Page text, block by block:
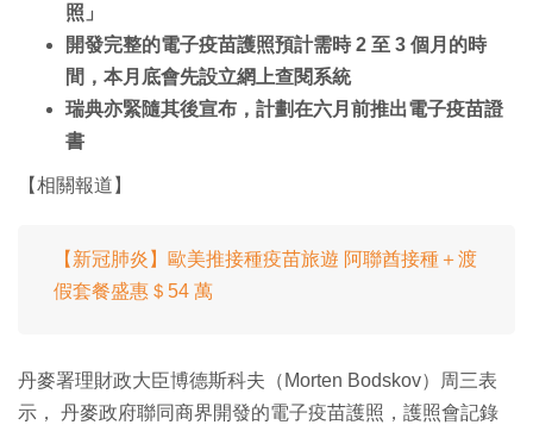
照」
開發完整的電子疫苗護照預計需時 2 至 3 個月的時
間，本月底會先設立網上查閱系統
瑞典亦緊隨其後宣布，計劃在六月前推出電子疫苗證
書
【相關報道】
【新冠肺炎】歐美推接種疫苗旅遊 阿聯酋接種＋渡
假套餐盛惠＄54 萬
丹麥署理財政大臣博德斯科夫（Morten Bodskov）周三表
示， 丹麥政府聯同商界開發的電子疫苗護照，護照會記錄